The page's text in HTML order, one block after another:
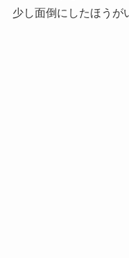
少し面倒にしたほうが